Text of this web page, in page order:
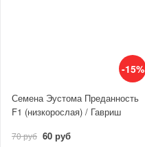
-15%
Семена Эустома Преданность
F1 (низкорослая) / Гавриш
70 руб 60 руб